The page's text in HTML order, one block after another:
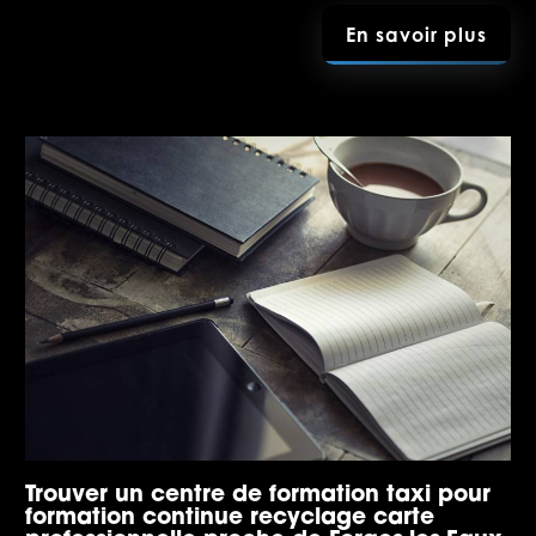
En savoir plus
Trouver un centre de formation taxi pour
formation continue recyclage carte